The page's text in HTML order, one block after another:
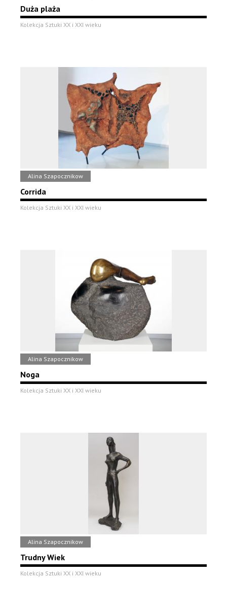
Duża plaża
Kolekcja Sztuki XX i XXI wieku
Alina Szapocznikow
Corrida
Kolekcja Sztuki XX i XXI wieku
Alina Szapocznikow
Noga
Kolekcja Sztuki XX i XXI wieku
Alina Szapocznikow
Trudny Wiek
Kolekcja Sztuki XX i XXI wieku